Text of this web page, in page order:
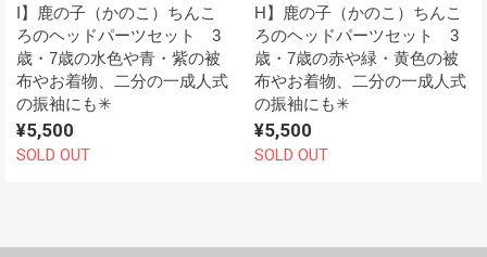
I】鹿の子（かのこ）ちんこ
ろのヘッドパーツセット 3
歳・7歳の水色や青・紫の被
布やお着物、二分の一成人式
の振袖にも✳︎
¥5,500
SOLD OUT
H】鹿の子（かのこ）ちんこ
ろのヘッドパーツセット 3
歳・7歳の赤や緑・黄色の被
布やお着物、二分の一成人式
の振袖にも✳︎
¥5,500
SOLD OUT